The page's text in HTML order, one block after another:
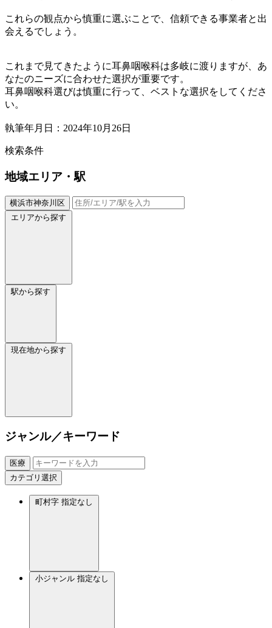
これらの観点から慎重に選ぶことで、信頼できる事業者と出
会えるでしょう。
これまで見てきたように耳鼻咽喉科は多岐に渡りますが、あ
なたのニーズに合わせた選択が重要です。
耳鼻咽喉科選びは慎重に行って、ベストな選択をしてくださ
い。
執筆年月日：2024年10月26日
検索条件
地域エリア・駅
横浜市神奈川区
エリアから探す
駅から探す
現在地から探す
ジャンル／キーワード
医療
カテゴリ選択
町村字 指定なし
小ジャンル 指定なし